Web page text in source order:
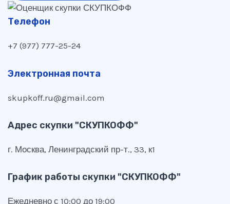
Телефон
+7 (977) 777-25-24
Электронная почта
skupkoff.ru@gmail.com
Адрес скупки "СКУПКОФФ"
г. Москва, Ленинградский пр-т., 33, к1
График работы скупки "СКУПКОФФ"
Ежедневно с 10:00 до 19:00